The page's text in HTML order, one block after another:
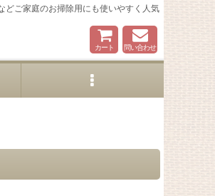
ご家庭のお掃除用にも使いやすく人気
カート 問い合わせ